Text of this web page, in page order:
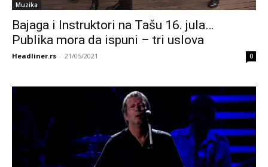
Muzika
Bajaga i Instruktori na Tašu 16. jula…
Publika mora da ispuni – tri uslova
Headliner.rs - 21/05/2021 0